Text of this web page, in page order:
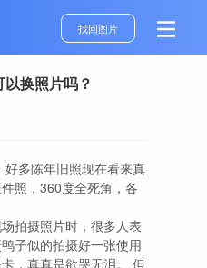
找回图片
换照片吗？
多陈年旧照现在看来真
照，360度全死角，各
拍摄照片时，很多人表
子似的拍摄好一张使用
，真真是欲哭无泪。 但